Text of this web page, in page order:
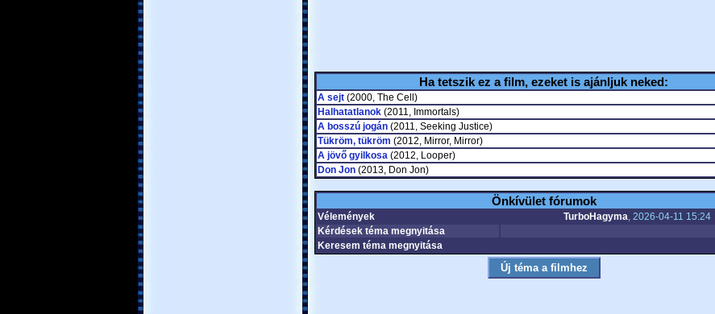
Ha tetszik ez a film, ezeket is ajánljuk neked:
A sejt(2000, The Cell)
Halhatatlanok(2011, Immortals)
A bosszú jogán(2011, Seeking Justice)
Tükröm, tükröm (2012, Mirror, Mirror)
A jövő gyilkosa(2012, Looper)
Don Jon(2013, Don Jon)
Önkívület fórumok
Vélemények TurboHagyma, 2026-04-11 15:24
Kérdések téma megnyitása
Keresem téma megnyitása